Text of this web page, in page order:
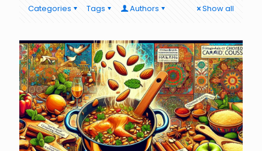
Categories Tags Authors Show all